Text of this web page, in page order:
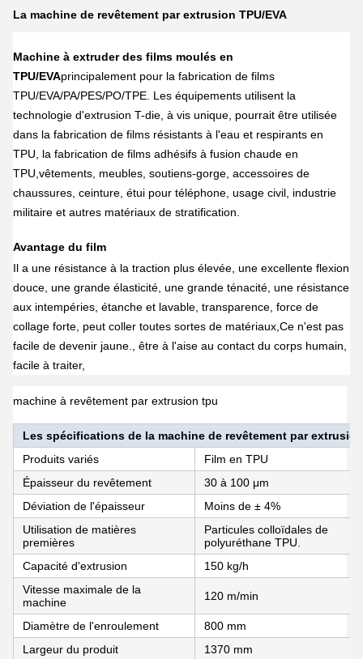
La machine de revêtement par extrusion TPU/EVA
Machine à extruder des films moulés en
TPU/EVAprincipalement pour la fabrication de films
TPU/EVA/PA/PES/PO/TPE. Les équipements utilisent la
technologie d'extrusion T-die, à vis unique, pourrait être utilisée
dans la fabrication de films résistants à l'eau et respirants en
TPU, la fabrication de films adhésifs à fusion chaude en
TPU,vêtements, meubles, soutiens-gorge, accessoires de
chaussures, ceinture, étui pour téléphone, usage civil, industrie
militaire et autres matériaux de stratification.
Avantage du film
Il a une résistance à la traction plus élevée, une excellente flexion
douce, une grande élasticité, une grande ténacité, une résistance
aux intempéries, étanche et lavable, transparence, force de
collage forte, peut coller toutes sortes de matériaux,Ce n'est pas
facile de devenir jaune., être à l'aise au contact du corps humain,
facile à traiter,
machine à revêtement par extrusion tpu
Les spécifications de la machine de revêtement par
Produits variés
Film en TPU
Épaisseur du revêtement
30 à 100 μm
Déviation de l'épaisseur
Moins de ± 4%
Utilisation de matières
premières
Particules colloïdales de
polyuréthane TPU.
Capacité d'extrusion
150 kg/h
Vitesse maximale de la
machine
120 m/min
Diamètre de l'enroulement
800 mm
Largeur du produit
1370 mm